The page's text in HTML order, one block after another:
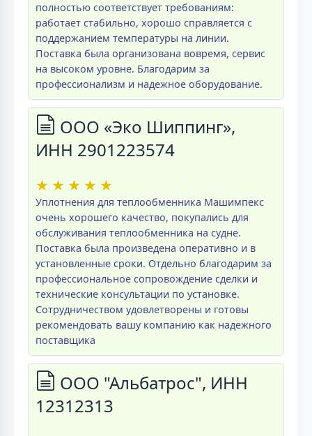
полностью соответствует требованиям:
работает стабильно, хорошо справляется с
поддержанием температуры на линии.
Поставка была организована вовремя, сервис
на высоком уровне. Благодарим за
профессионализм и надежное оборудование.
ООО «Эко Шиппинг»,
ИНН 2901223574
★ ★ ★ ★ ★
Уплотнения для теплообменника Машимпекс
очень хорошего качество, покупались для
обслуживания теплообменника на судне.
Поставка была произведена оперативно и в
установленные сроки. Отдельно благодарим за
профессиональное сопровождение сделки и
технические консультации по установке.
Сотрудничеством удовлетворены и готовы
рекомендовать вашу компанию как надежного
поставщика
ООО "Альбатрос", ИНН
12312313